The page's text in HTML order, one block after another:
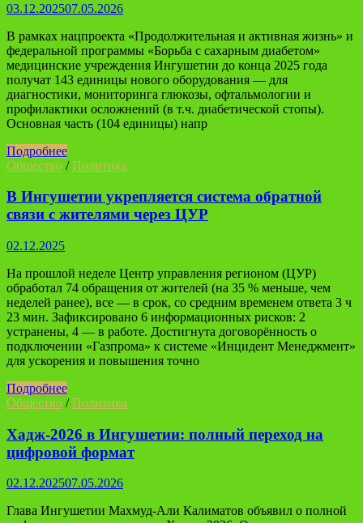
03.12.202507.05.2026
В рамках нацпроекта «Продолжительная и активная жизнь» и
федеральной программы «Борьба с сахарным диабетом»
медицинские учреждения Ингушетии до конца 2025 года
получат 143 единицы нового оборудования — для
диагностики, мониторинга глюкозы, офтальмологии и
профилактики осложнений (в т.ч. диабетической стопы).
Основная часть (104 единицы) напр
Подробнее
Общество /Политика
В Ингушетии укрепляется система обратной
связи с жителями через ЦУР
02.12.2025
На прошлой неделе Центр управления регионом (ЦУР)
обработал 74 обращения от жителей (на 35 % меньше, чем
неделей ранее), все — в срок, со средним временем ответа 3 ч
23 мин. Зафиксировано 6 информационных рисков: 2
устранены, 4 — в работе. Достигнута договорённость о
подключении «Газпрома» к системе «Инцидент Менеджмент»
для ускорения и повышения точно
Подробнее
Общество /Политика
Хадж-2026 в Ингушетии: полный переход на
цифровой формат
02.12.202507.05.2026
Глава Ингушетии Махмуд-Али Калиматов объявил о полной